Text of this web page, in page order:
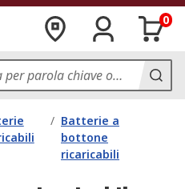
0
/ Batterie a
bottone
ricaricabili